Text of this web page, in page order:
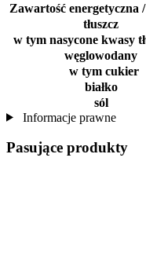
Zawartość energetyczna
tłuszcz
w tym nasycone kwasy
węglowodany
w tym cukier
białko
sól
Informacje prawne
Pasujące produkty